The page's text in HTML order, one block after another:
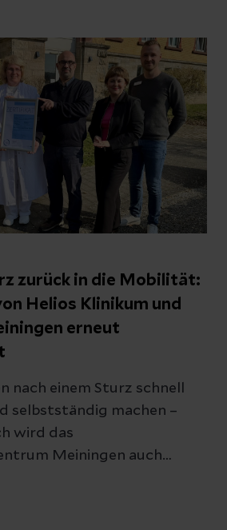
in der Krebsmedizin
zurück in die Mobilität:
Helios Klinikum und
erneut
nach einem Sturz schnell
selbstständig machen –
wird das
Meiningen auch
Die Kooperation zwischen